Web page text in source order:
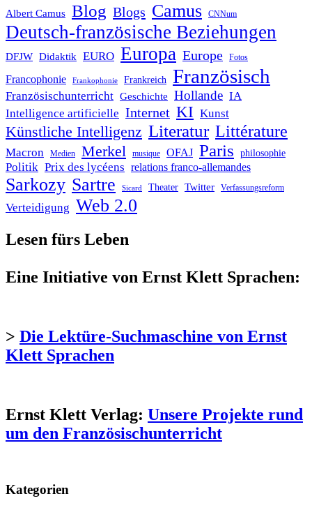
Albert Camus Blog Blogs Camus CNNum
Deutsch-französische Beziehungen
DFJW Didaktik EURO Europa Europe Fotos
Francophonie Frankophonie Frankreich Französisch
Französischunterricht Geschichte Hollande IA
Intelligence artificielle Internet KI Kunst
Künstliche Intelligenz Literatur Littérature
Macron Medien Merkel musique OFAJ Paris philosophie
Politik Prix des lycéens relations franco-allemandes
Sarkozy Sartre Sicard Theater Twitter Verfassungsreform
Verteidigung Web 2.0
Lesen fürs Leben
Eine Initiative von Ernst Klett Sprachen:
> Die Lektüre-Suchmaschine von Ernst
Klett Sprachen
Ernst Klett Verlag: Unsere Projekte rund
um den Französischunterricht
Kategorien